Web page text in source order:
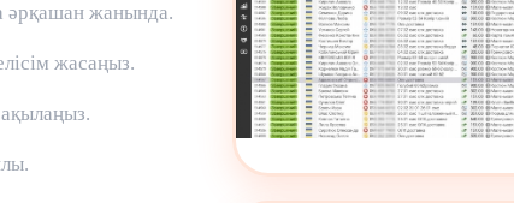
әрқашан жанында.
жасаңыз.